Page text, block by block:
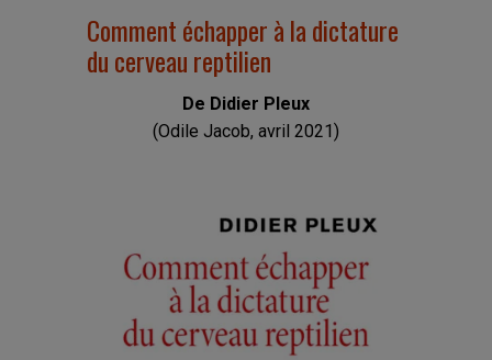
Comment échapper à la dictature
du cerveau reptilien
De Didier Pleux
(Odile Jacob, avril 2021)